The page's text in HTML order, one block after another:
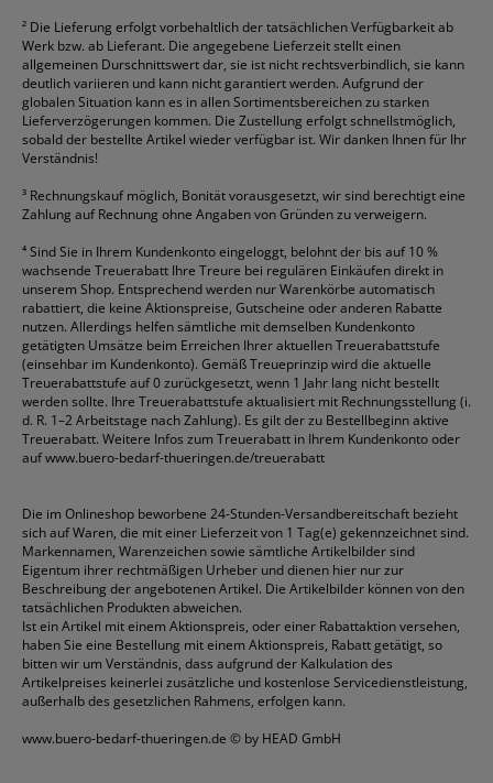
² Die Lieferung erfolgt vorbehaltlich der tatsächlichen Verfügbarkeit ab
Werk bzw. ab Lieferant. Die angegebene Lieferzeit stellt einen
allgemeinen Durschnittswert dar, sie ist nicht rechtsverbindlich, sie kann
deutlich variieren und kann nicht garantiert werden. Aufgrund der
globalen Situation kann es in allen Sortimentsbereichen zu starken
Lieferverzögerungen kommen. Die Zustellung erfolgt schnellstmöglich,
sobald der bestellte Artikel wieder verfügbar ist. Wir danken Ihnen für Ihr
Verständnis!
³ Rechnungskauf möglich, Bonität vorausgesetzt, wir sind berechtigt eine
Zahlung auf Rechnung ohne Angaben von Gründen zu verweigern.
⁴Sind Sie in Ihrem Kundenkonto eingeloggt, belohnt der bis auf 10 %
wachsende Treuerabatt Ihre Treure bei regulären Einkäufen direkt in
unserem Shop. Entsprechend werden nur Warenkörbe automatisch
rabattiert, die keine Aktionspreise, Gutscheine oder anderen Rabatte
nutzen. Allerdings helfen sämtliche mit demselben Kundenkonto
getätigten Umsätze beim Erreichen Ihrer aktuellen Treuerabattstufe
(einsehbar im Kundenkonto). Gemäß Treueprinzip wird die aktuelle
Treuerabattstufe auf 0 zurückgesetzt, wenn 1 Jahr lang nicht bestellt
werden sollte. Ihre Treuerabattstufe aktualisiert mit Rechnungsstellung (i.
d. R. 1–2 Arbeitstage nach Zahlung). Es gilt der zu Bestellbeginn aktive
Treuerabatt. Weitere Infos zum Treuerabatt in Ihrem Kundenkonto oder
aufwww.buero-bedarf-thueringen.de/treuerabatt
Die im Onlineshop beworbene 24-Stunden-Versandbereitschaft bezieht
sich auf Waren, die mit einer Lieferzeit von 1 Tag(e) gekennzeichnet sind.
Markennamen, Warenzeichen sowie sämtliche Artikelbilder sind
Eigentum ihrer rechtmäßigen Urheber und dienen hier nur zur
Beschreibung der angebotenen Artikel. Die Artikelbilder können von den
tatsächlichen Produkten abweichen.
Ist ein Artikel mit einem Aktionspreis, oder einer Rabattaktion versehen,
haben Sie eine Bestellung mit einem Aktionspreis, Rabatt getätigt, so
bitten wir um Verständnis, dass aufgrund der Kalkulation des
Artikelpreises keinerlei zusätzliche und kostenlose Servicedienstleistung,
außerhalb des gesetzlichen Rahmens, erfolgen kann.
www.buero-bedarf-thueringen.de © by HEAD GmbH